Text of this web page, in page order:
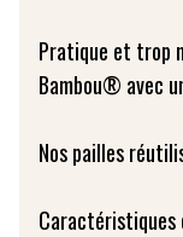
Pratique et trop
Bambou® avec
Nos pailles
Caractéristiques